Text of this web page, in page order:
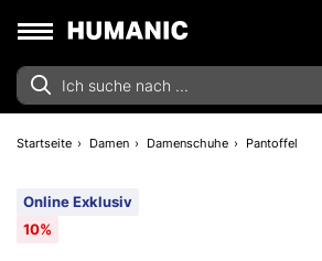
Startseite Damen Damenschuhe Pantoffel
Online Exklusiv
10%